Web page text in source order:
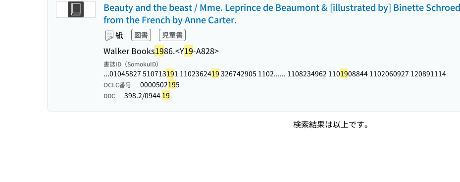
Beauty and the beast / Mme. Leprince de Beaumont & [illustrated by] Binette
from the French by Anne Carter.
紙 図書 児童書
Walker Books1986.<Y19-A828>
書誌ID（SomokuID）
...01045827 510713191 1102362419 326742905 1102...... 1108234962 1101908844 1102060927 120891114
OCLC番号 0000502195
DDC 398.2/0944 19
検索結果は以上です。